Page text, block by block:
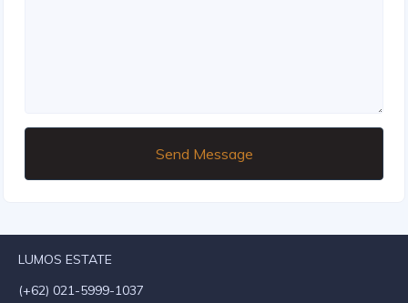
Send Message
LUMOS ESTATE
(+62) 021-5999-1037